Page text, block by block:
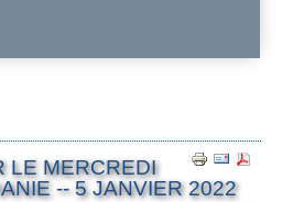
LE MERCREDI
-- 5 JANVIER 2022